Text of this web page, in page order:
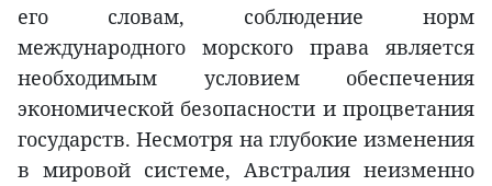
его словам, соблюдение норм
международного морского права является
необходимым условием обеспечения
экономической безопасности и процветания
государств. Несмотря на глубокие изменения
в мировой системе, Австралия неизменно